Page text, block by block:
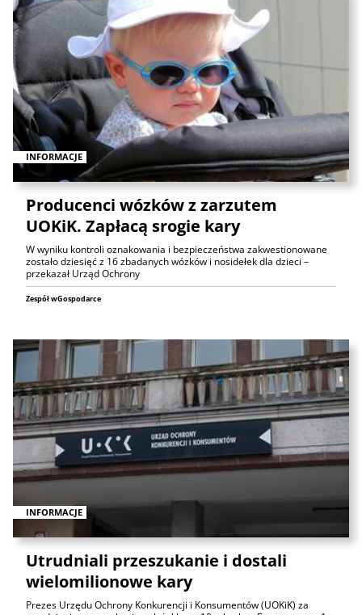
INFORMACJE
Producenci wózków z zarzutem
UOKiK. Zapłacą srogie kary
W wyniku kontroli oznakowania i bezpieczeństwa zakwestionowane
zostało dziesięć z 16 zbadanych wózków i nosidełek dla dzieci –
przekazał Urząd Ochrony
Zespół wGospodarce
INFORMACJE
Utrudniali przeszukanie i dostali
wielomilionowe kary
Prezes Urzędu Ochrony Konkurencji i Konsumentów (UOKiK) za